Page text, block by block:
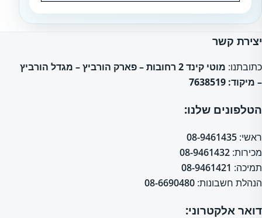
יצירת קשר
כתובתנו:
מוטי קינד 2 רחובות – פארק הורביץ – מגדל הורביץ
– מיקוד: 7638519
הטלפונים שלנו:
ראשי: 08-9461435
מכירות: 08-9461432
תמיכה: 08-9461421
הנהלת חשבונות: 08-6690480
דואר אלקטרוני: